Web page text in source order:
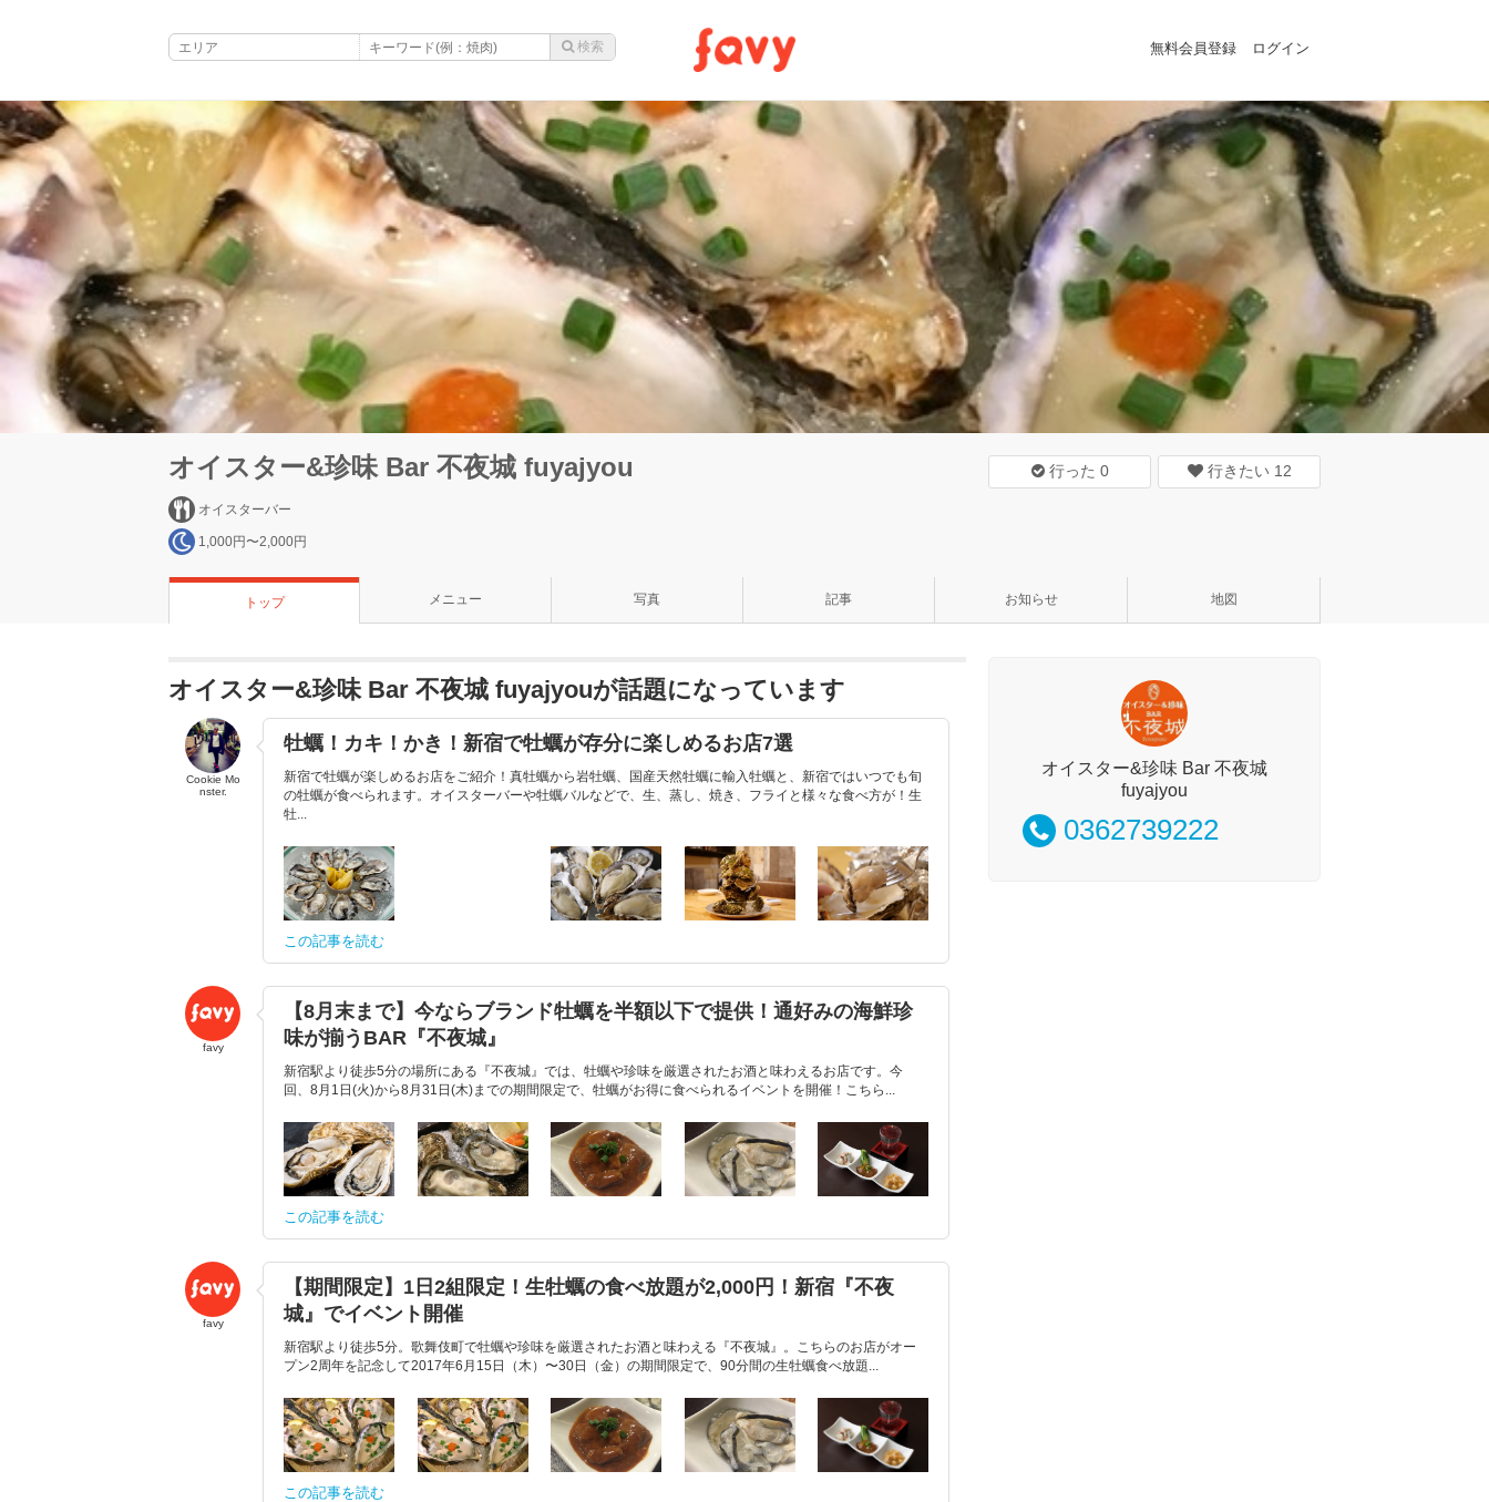
無料会員登録 ログイン
オイスター&珍味 Bar 不夜城 fuyajyou
オイスターバー
1,000円〜2,000円
行った 0 行きたい 12
トップ メニュー 写真 記事 お知らせ 地図
オイスター&珍味 Bar 不夜城 fuyajyouが話題になっています
Cookie Mo
nster.
牡蠣！カキ！かき！新宿で牡蠣が存分に楽しめるお店7選
新宿で牡蠣が楽しめるお店をご紹介！真牡蠣から岩牡蠣、国産天然牡蠣に輸入牡蠣と、新宿ではいつでも旬
の牡蠣が食べられます。オイスターバーや牡蠣バルなどで、生、蒸し、焼き、フライと様々な食べ方が！生
牡...
この記事を読む
favy
【8月末まで】今ならブランド牡蠣を半額以下で提供！通好みの海鮮珍
味が揃うBAR『不夜城』
新宿駅より徒歩5分の場所にある『不夜城』では、牡蠣や珍味を厳選されたお酒と味わえるお店です。今
回、8月1日(火)から8月31日(木)までの期間限定で、牡蠣がお得に食べられるイベントを開催！こちら...
この記事を読む
favy
【期間限定】1日2組限定！生牡蠣の食べ放題が2,000円！新宿『不夜
城』でイベント開催
新宿駅より徒歩5分。歌舞伎町で牡蠣や珍味を厳選されたお酒と味わえる『不夜城』。こちらのお店がオー
プン2周年を記念して2017年6月15日（木）〜30日（金）の期間限定で、90分間の生牡蠣食べ放題...
この記事を読む
オイスター&珍味 Bar 不夜城
fuyajyou
0362739222